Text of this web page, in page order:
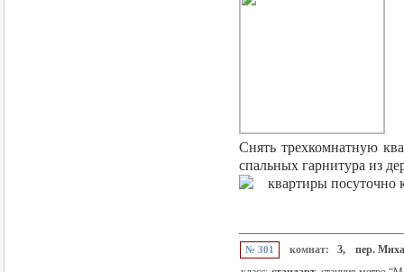
Снять трехкомнатную
спальных гарнитура из
№ 301 комнат: 3,
пер.